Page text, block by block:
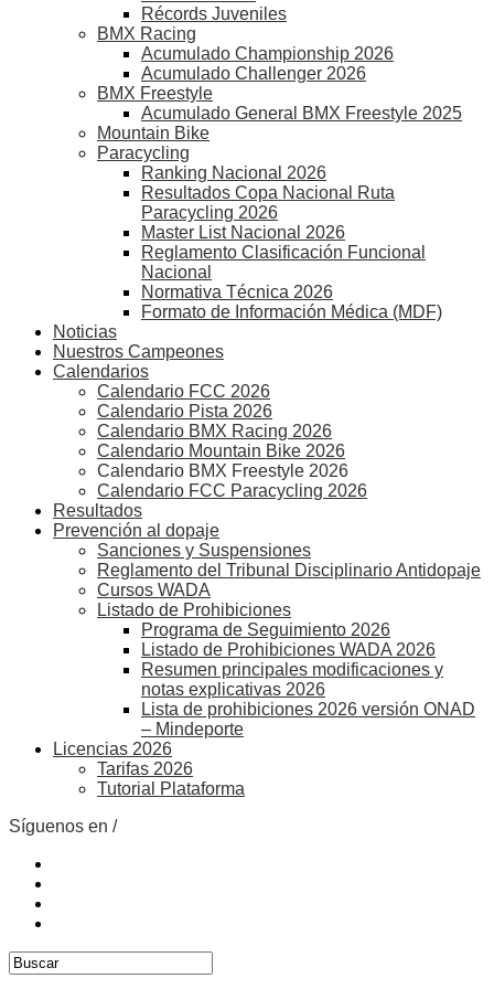
Récords Juveniles
BMX Racing
Acumulado Championship 2026
Acumulado Challenger 2026
BMX Freestyle
Acumulado General BMX Freestyle 2025
Mountain Bike
Paracycling
Ranking Nacional 2026
Resultados Copa Nacional Ruta
Paracycling 2026
Master List Nacional 2026
Reglamento Clasificación Funcional
Nacional
Normativa Técnica 2026
Formato de Información Médica (MDF)
Noticias
Nuestros Campeones
Calendarios
Calendario FCC 2026
Calendario Pista 2026
Calendario BMX Racing 2026
Calendario Mountain Bike 2026
Calendario BMX Freestyle 2026
Calendario FCC Paracycling 2026
Resultados
Prevención al dopaje
Sanciones y Suspensiones
Reglamento del Tribunal Disciplinario Antidopaje
Cursos WADA
Listado de Prohibiciones
Programa de Seguimiento 2026
Listado de Prohibiciones WADA 2026
Resumen principales modificaciones y
notas explicativas 2026
Lista de prohibiciones 2026 versión ONAD
– Mindeporte
Licencias 2026
Tarifas 2026
Tutorial Plataforma
Síguenos en /